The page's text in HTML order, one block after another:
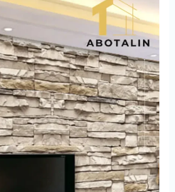
جدران
3D